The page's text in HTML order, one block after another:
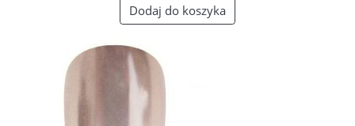
Dodaj do koszyka